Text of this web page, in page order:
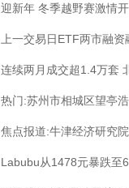
迎新年 冬季越野赛激情
上一交易日ETF两市融
连续两月成交超1.4万套
热门:苏州市相城区望亭
焦点报道:牛津经济研究
Labubu从1478元暴跌至